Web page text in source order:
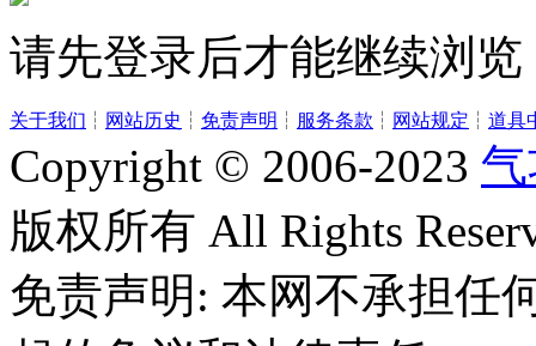
请先登录后才能继续浏览
关于我们 ┆ 网站历史 ┆ 免责声明 ┆ 服务条款 ┆ 网站规定 ┆ 道具
Copyright © 2006-2023
版权所有 All Rights
免责声明: 本网不承担任